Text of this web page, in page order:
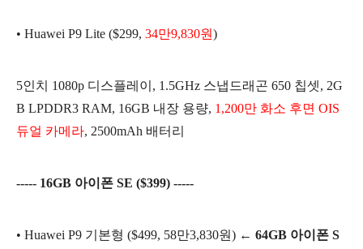
• Huawei P9 Lite ($299, 34만9,830원)
5인치 1080p 디스플레이, 1.5GHz 스냅드래곤 650 칩셋, 2G
B LPDDR3 RAM, 16GB 내장 용량, 1,200만 화소 후면 OIS
듀얼 카메라, 2500mAh 배터리
----- 16GB 아이폰 SE ($399) -----
• Huawei P9 기본형 ($499, 58만3,830원) ← 64GB 아이폰 S